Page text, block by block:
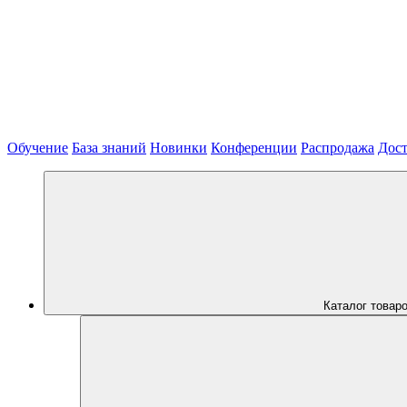
Обучение База знаний Новинки Конференции Распродажа
Каталог